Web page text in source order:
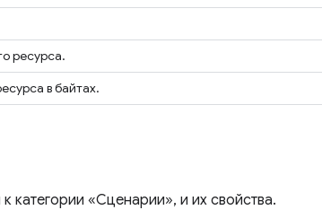
ресурса.
в байтах.
категории «Сценарии», и их свойства.